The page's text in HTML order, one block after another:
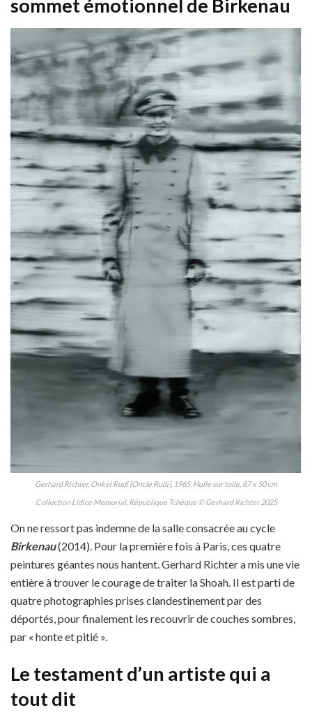
sommet émotionnel de Birkenau
Gerhard Richter, Onkel Rudi [Oncle Rudi], 1965, Huile sur toile, 87 x 50 cm
Collection Lidice Memorial, République Tchèque © Gerhard Richter 2025
On ne ressort pas indemne de la salle consacrée au cycle
Birkenau(2014). Pour la première fois à Paris, ces quatre
peintures géantes nous hantent. Gerhard Richter a mis une vie
entière à trouver le courage de traiter la Shoah. Il est parti de
quatre photographies prises clandestinement par des
déportés, pour finalement les recouvrir de couches sombres,
par « honte et pitié ».
Le testament d’un artiste qui a
tout dit